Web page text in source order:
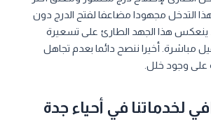
التدخل مجهودا مضاعفا لفتح الدرج دون
ينعكس هذا الجهد الطارئ على تسعيرة
مباشرة. أخيرا ننصح دائما بعدم تجاهل
على وجود خلل.
لخدماتنا في أحياء جدة